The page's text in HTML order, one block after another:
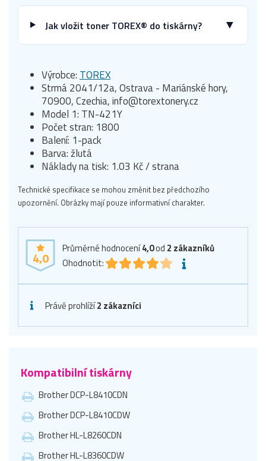
Jak vložit toner TOREX® do tiskárny? ▼
Výrobce: TOREX
Strmá 2041/12a, Ostrava - Mariánské hory,
70900, Czechia, info@torextonery.cz
Model 1: TN-421Y
Počet stran: 1800
Balení: 1-pack
Barva: žlutá
Náklady na tisk: 1.03 Kč / strana
Technické specifikace se mohou změnit bez předchozího
upozornění. Obrázky mají pouze informativní charakter.
4,0
Průměrné hodnocení4,0od 2 zákazníků
Ohodnotit:
Právě prohlíží2 zákazníci
Kompatibilní tiskárny
Brother DCP-L8410CDN
Brother DCP-L8410CDW
Brother HL-L8260CDN
Brother HL-L8360CDW